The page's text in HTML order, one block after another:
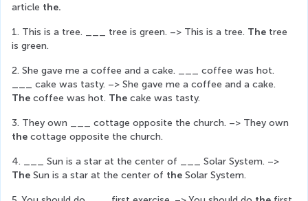
article the.
1. This is a tree. ___ tree is green. –> This is a tree. The tree
is green.
2. She gave me a coffee and a cake. ___ coffee was hot.
___ cake was tasty. –> She gave me a coffee and a cake.
The coffee was hot. The cake was tasty.
3. They own ___ cottage opposite the church. –> They own
the cottage opposite the church.
4. ___ Sun is a star at the center of ___ Solar System. –>
The Sun is a star at the center of the Solar System.